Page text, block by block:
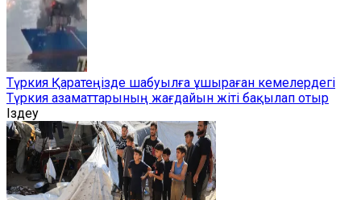
Түркия Қаратеңізде шабуылға ұшыраған кемелердегі
Түркия азаматтарының жағдайын жіті бақылап отыр
Іздеу